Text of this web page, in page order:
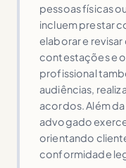
pessoas físicas
incluem prestar
elaborar e
contestações e
profissional
audiências,
acordos. Além
advogado
orientando
conformidade